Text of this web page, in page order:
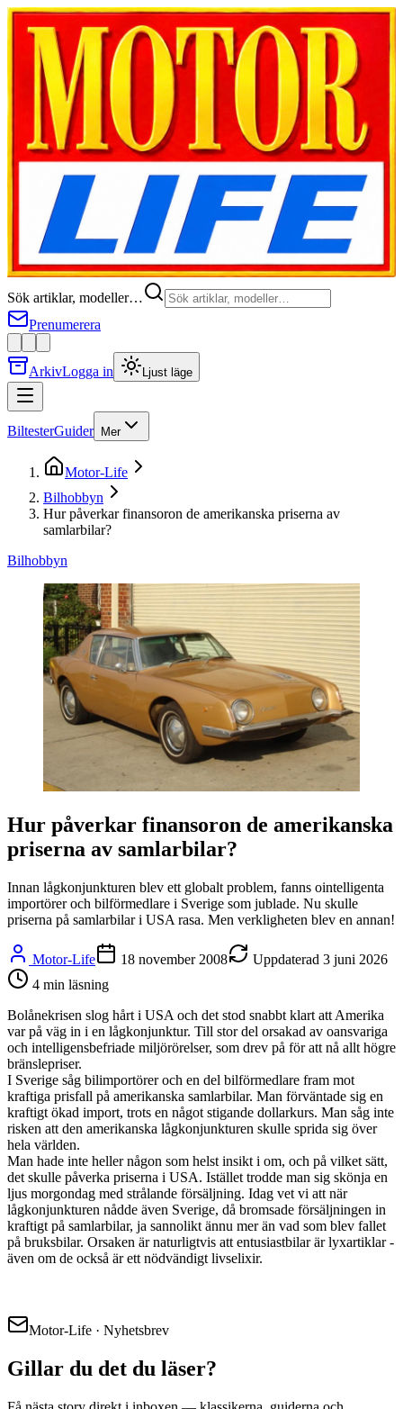
Sök artiklar, modeller…
Prenumerera
ArkivLogga in Ljust läge
BiltesterGuider Mer
Motor-Life
Bilhobbyn
Hur påverkar finansoron de amerikanska priserna av
samlarbilar?
Bilhobbyn
Hur påverkar finansoron de amerikanska
priserna av samlarbilar?
Innan lågkonjunkturen blev ett globalt problem, fanns ointelligenta
importörer och bilförmedlare i Sverige som jublade. Nu skulle
priserna på samlarbilar i USA rasa. Men verkligheten blev en annan!
Motor-Life 18 november 2008 Uppdaterad 3 juni 2026
4 min läsning
Bolånekrisen slog hårt i USA och det stod snabbt klart att Amerika
var på väg in i en lågkonjunktur. Till stor del orsakad av oansvariga
och intelligensbefriade miljörörelser, som drev på för att nå allt högre
bränslepriser.
I Sverige såg bilimportörer och en del bilförmedlare fram mot
kraftiga prisfall på amerikanska samlarbilar. Man förväntade sig en
kraftigt ökad import, trots en något stigande dollarkurs. Man såg inte
risken att den amerikanska lågkonjunkturen skulle sprida sig över
hela världen.
Man hade inte heller någon som helst insikt i om, och på vilket sätt,
det skulle påverka priserna i USA. Istället trodde man sig skönja en
ljus morgondag med strålande försäljning. Idag vet vi att när
lågkonjunkturen nådde även Sverige, då bromsade försäljningen in
kraftigt på samlarbilar, ja sannolikt ännu mer än vad som blev fallet
på bruksbilar. Orsaken är naturligtvis att entusiastbilar är lyxartiklar -
även om de också är ett nödvändigt livselixir.
Motor-Life · Nyhetsbrev
Gillar du det du läser?